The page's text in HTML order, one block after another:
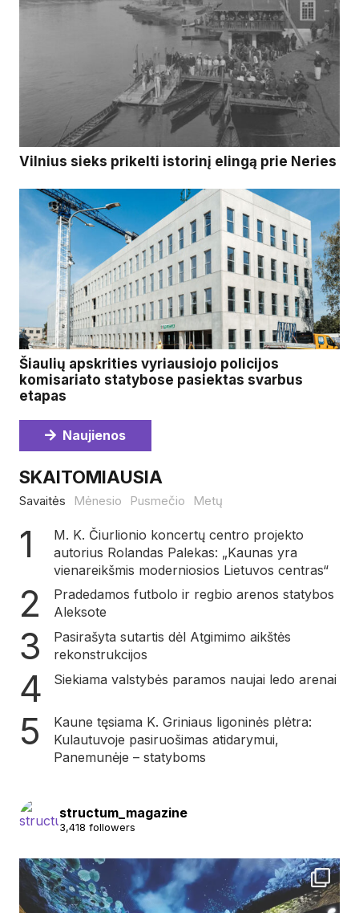
Vilnius sieks prikelti istorinį elingą prie Neries
Šiaulių apskrities vyriausiojo policijos
komisariato statybose pasiektas svarbus
etapas
Naujienos
SKAITOMIAUSIA
Savaitės Mėnesio Pusmečio Metų
M. K. Čiurlionio koncertų centro projekto
autorius Rolandas Palekas: „Kaunas yra
vienareikšmis moderniosios Lietuvos centras“
Pradedamos futbolo ir regbio arenos statybos
Aleksote
Pasirašyta sutartis dėl Atgimimo aikštės
rekonstrukcijos
Siekiama valstybės paramos naujai ledo arenai
Kaune tęsiama K. Griniaus ligoninės plėtra:
Kulautuvoje pasiruošimas atidarymui,
Panemunėje – statyboms
structum_magazine
3,418 followers